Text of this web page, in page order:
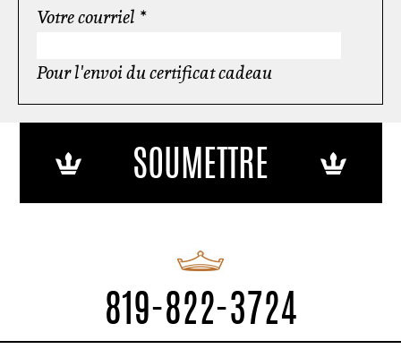
Votre courriel *
Pour l'envoi du certificat cadeau
819-822-3724